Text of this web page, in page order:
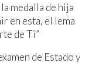
medalla de hija
en esta, el lema
de Ti”
de Estado y